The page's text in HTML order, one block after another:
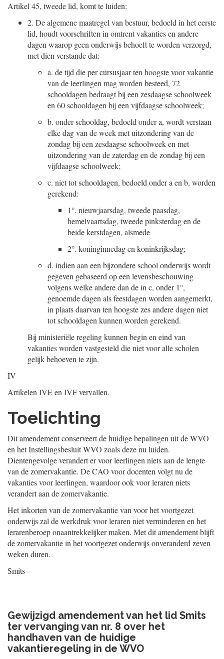
Artikel 45, tweede lid, komt te luiden:
2. De algemene maatregel van bestuur, bedoeld in het eerste
lid, houdt voorschriften in omtrent vakanties en andere
dagen waarop geen onderwijs behoeft te worden verzorgd,
met dien verstande dat:
a. de tijd die per cursusjaar ten hoogste voor vakantie
van de leerlingen mag worden besteed, 72
schooldagen bedraagt bij een zesdaagse schoolweek
en 60 schooldagen bij een vijfdaagse schoolweek;
b. onder schooldag, bedoeld onder a, wordt verstaan
elke dag van de week met uitzondering van de
zondag bij een zesdaagse schoolweek en met
uitzondering van de zaterdag en de zondag bij een
vijfdaagse schoolweek;
c. niet tot schooldagen, bedoeld onder a en b, worden
gerekend:
1°. nieuwjaarsdag, tweede paasdag,
hemelvaartsdag, tweede pinksterdag en de
beide kerstdagen, alsmede
2°. koninginnedag en koninkrijksdag;
d. indien aan een bijzondere school onderwijs wordt
gegeven gebaseerd op een levensbeschouwing
volgens welke andere dan de in c, onder 1°,
genoemde dagen als feestdagen worden aangemerkt,
in plaats daarvan ten hoogste zes andere dagen niet
tot schooldagen kunnen worden gerekend.
Bij ministeriële regeling kunnen begin en eind van
vakanties worden vastgesteld die niet voor alle scholen
gelijk behoeven te zijn.
IV
Artikelen IVE en IVF vervallen.
Toelichting
Dit amendement conserveert de huidige bepalingen uit de WVO
en het Instellingsbesluit WVO zoals deze nu luiden.
Dientengevolge verandert er voor leerlingen niets aan de lengte
van de zomervakantie. De CAO voor docenten volgt nu de
vakanties voor leerlingen, waardoor ook voor leraren niets
verandert aan de zomervakantie.
Het inkorten van de zomervakantie van voor het voortgezet
onderwijs zal de werkdruk voor leraren niet verminderen en het
lerarenberoep onaantrekkelijker maken. Met dit amendement blijft
de zomervakantie in het voortgezet onderwijs onveranderd zeven
weken duren.
Smits
Gewijzigd amendement van het lid Smits
ter vervanging van nr. 8 over het
handhaven van de huidige
vakantieregeling in de WVO